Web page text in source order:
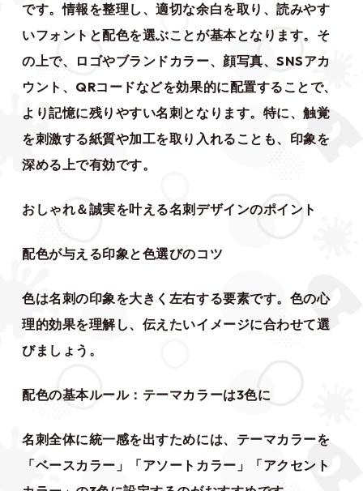
です。情報を整理し、適切な余白を取り、読みやす
いフォントと配色を選ぶことが基本となります。そ
の上で、ロゴやブランドカラー、顔写真、SNSアカ
ウント、QRコードなどを効果的に配置することで、
より記憶に残りやすい名刺となります。特に、触覚
を刺激する紙質や加工を取り入れることも、印象を
深める上で有効です。
おしゃれ＆誠実を叶える名刺デザインのポイント
配色が与える印象と色選びのコツ
色は名刺の印象を大きく左右する要素です。色の心
理的効果を理解し、伝えたいイメージに合わせて選
びましょう。
配色の基本ルール：テーマカラーは3色に
名刺全体に統一感を出すためには、テーマカラーを
「ベースカラー」「アソートカラー」「アクセント